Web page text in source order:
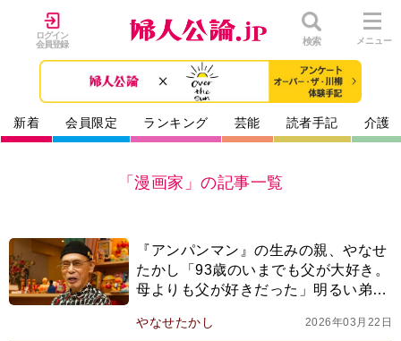
ログイン
会員登録
検索 メニュー
新着 会員限定 ランキング 芸能 読者手記 介護
「漫画家」の記事一覧
『アンパンマン』の生みの親、やなせ
たかし「93歳のいまでも父が大好き。
母よりも父が好きだった」明るい弟と
期【2025年下半期BEST】
やなせたかし 2026年03月22日